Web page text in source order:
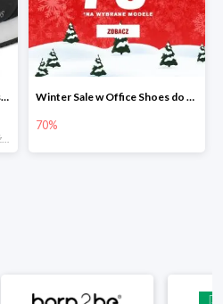
Calvin Klein Jeans Półbuty Josslyn -60% Winter Sale w Office Shoes do -70%
70%